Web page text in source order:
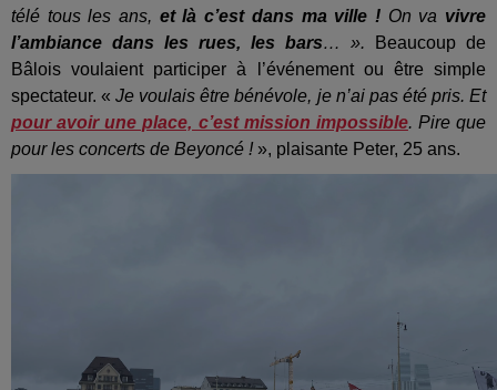
télé tous les ans, et là c’est dans ma ville !On va vivre
l’ambiance dans les rues, les bars… ».
Beaucoup de
Bâlois voulaient participer à l’événement ou être simple
spectateur. «Je voulais être bénévole, je n’ai pas été pris. Et
pour avoir une place, c’est mission impossible. Pire que
pour les concerts de Beyoncé !», plaisante Peter, 25 ans.